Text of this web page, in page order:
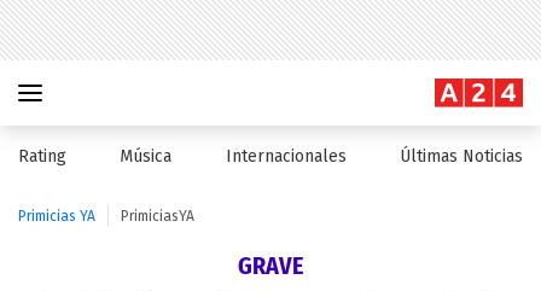
Rating Música Internacionales Últimas Noticias
Primicias YA PrimiciasYA
GRAVE